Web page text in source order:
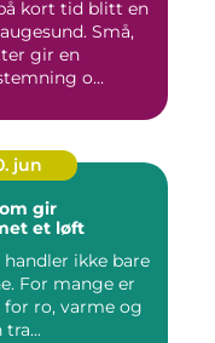
kort tid blitt en
Små,
gir en
o...
jun
gir
et løft
handler ikke bare
For mange er
ro, varme og